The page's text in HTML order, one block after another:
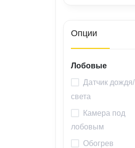
Опции
Лобовые
Датчик дождя/
света
Камера под
лобовым
Обогрев